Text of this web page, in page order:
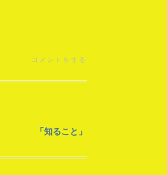
コメントをする
「知ること」